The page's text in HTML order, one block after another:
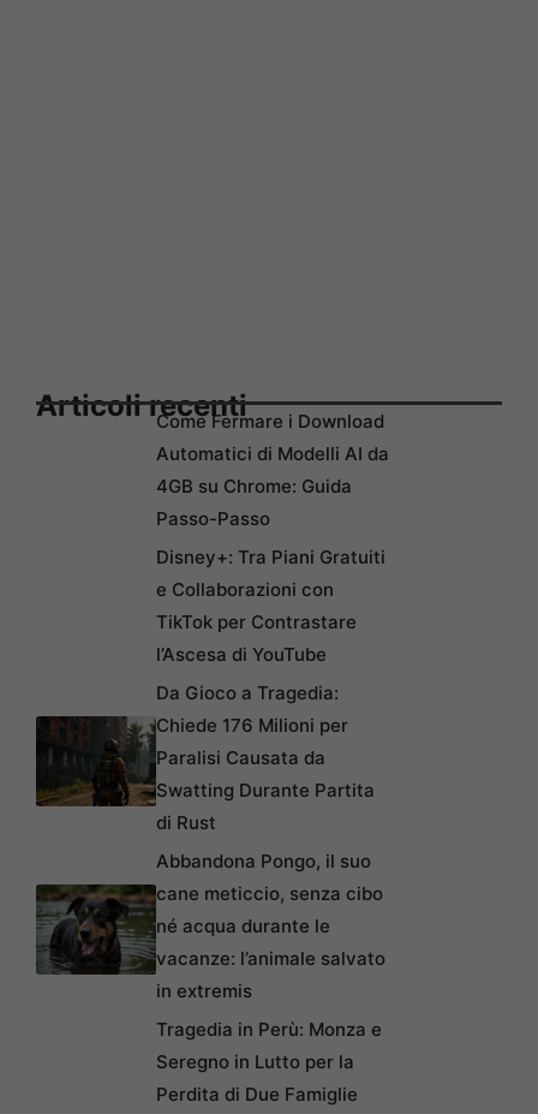
Articoli recentiCome Fermare i Download
Automatici di Modelli AI da
4GB su Chrome: Guida
Passo-Passo
Disney+: Tra Piani Gratuiti
e Collaborazioni con
TikTok per Contrastare
l’Ascesa di YouTube
Da Gioco a Tragedia:
Chiede 176 Milioni per
Paralisi Causata da
Swatting Durante Partita
di Rust
Abbandona Pongo, il suo
cane meticcio, senza cibo
né acqua durante le
vacanze: l’animale salvato
in extremis
Tragedia in Perù: Monza e
Seregno in Lutto per la
Perdita di Due Famiglie